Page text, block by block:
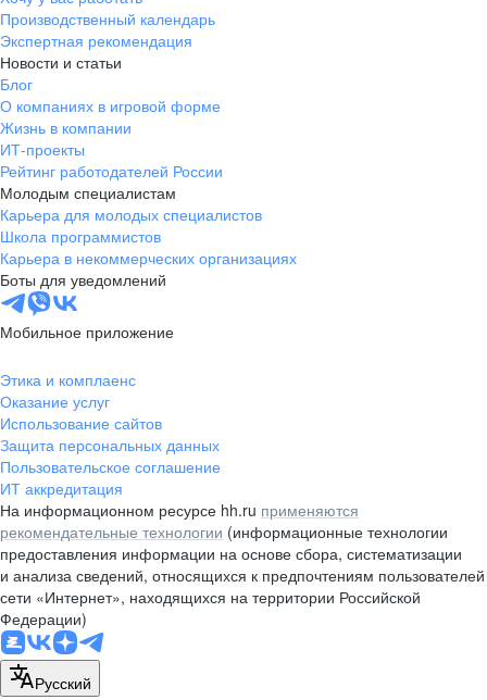
+7 423 202-33-28
pr@dv.hh.ru
Новосибирск
ул. Большевистская, д. 35,
помещение 21
+7 383 207-94-64
pr@nsk.hh.ru
Минск
пр-т Дзержинского, д. 57,
10 этаж, помещение 45-1
pr@rabota.by
Алматы
пр. Абая, д. 151, БЦ Алатау,
12 этаж, офис 1209
+7 727 232-13-13
pr@headhunter.com.kz
Производственный календарь
Экспертная рекомендация
Новости и статьи
Блог
О компаниях в игровой форме
Жизнь в компании
ИТ-проекты
Рейтинг работодателей России
Молодым специалистам
Карьера для молодых специалистов
Школа программистов
Карьера в некоммерческих организациях
Боты для уведомлений
Мобильное приложение
Этика и комплаенс
Оказание услуг
Использование сайтов
Защита персональных данных
Пользовательское соглашение
ИТ аккредитация
На информационном ресурсе hh.ru применяются
рекомендательные технологии (информационные технологии
предоставления информации на основе сбора, систематизации
и анализа сведений, относящихся к предпочтениям пользователей
сети «Интернет», находящихся на территории Российской
Федерации)
Русский